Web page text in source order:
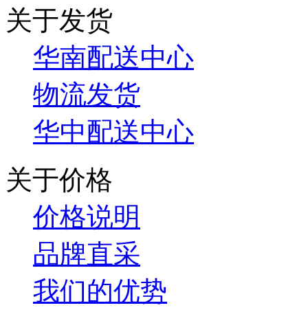
关于发货
华南配送中心
物流发货
华中配送中心
关于价格
价格说明
品牌直采
我们的优势